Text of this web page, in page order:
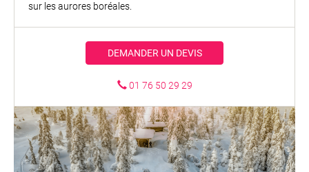
sur les aurores boréales.
DEMANDER UN DEVIS
01 76 50 29 29